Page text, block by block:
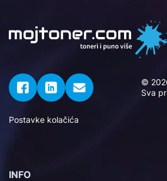
©
Sva
Postavke kolačića
INFO